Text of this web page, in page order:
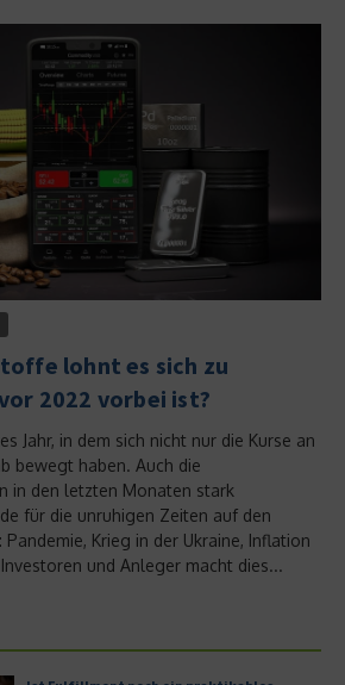
lohnt es sich zu
2022 vorbei ist?
Jahr, in dem sich nicht nur die Kurse an
bewegt haben. Auch die
in den letzten Monaten stark
für die unruhigen Zeiten auf den
Krieg in der Ukraine, Inflation
und Anleger macht dies...